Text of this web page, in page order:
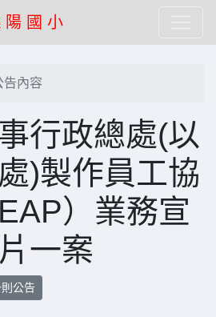
陽 國 小
告內容
行政總處(以
)製作員工協
）業務宣
一案
公告